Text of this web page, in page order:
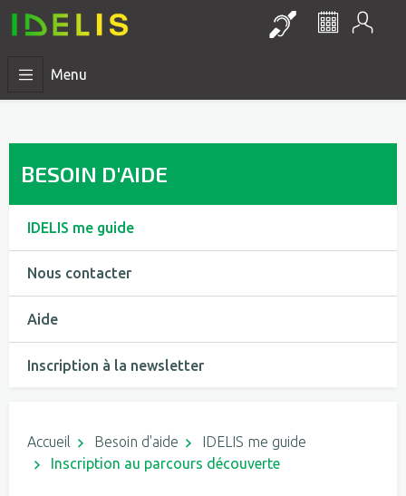
Lien vers la
Le
Menu
BESOIN D'AIDE
IDELIS me guide
Nous contacter
Aide
Inscription à la newsletter
Accueil Besoin d'aide
IDELIS me guide
Inscription au parcours découverte